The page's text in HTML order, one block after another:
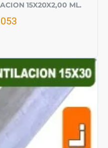
15X20X2,00 ML.